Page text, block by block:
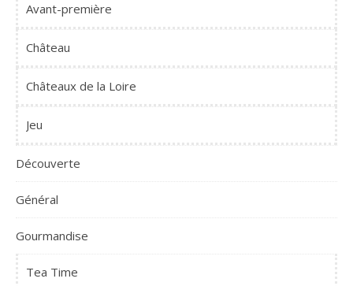
Avant-première
Château
Châteaux de la Loire
Jeu
Découverte
Général
Gourmandise
Tea Time